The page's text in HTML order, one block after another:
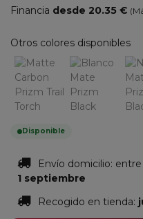
Financia desde 20.35 €
Otros colores disponibles
Disponible
Envío domicilio: entre
1 septiembre
Recogido en tienda: